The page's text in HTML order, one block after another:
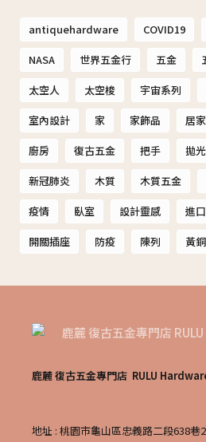
antiquehardware COVID19
NASA
世界五金行 五金
太空人
太空梭 宇宙系列
室內設計
家 家飾品 居
廚房
復古五金 把手 拋
新冠肺炎
木質 木質五金
疫情
臥室 設計靈感 進
開關插座
防疫 陳列 黃銅
鹿麓 復古五金專門店 RULU
地址 : 桃園市龜山區忠義路二段638巷